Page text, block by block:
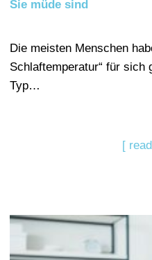
Sie müde sind
Die meisten Menschen
Schlaftemperatur“ für sich
Typ…
[